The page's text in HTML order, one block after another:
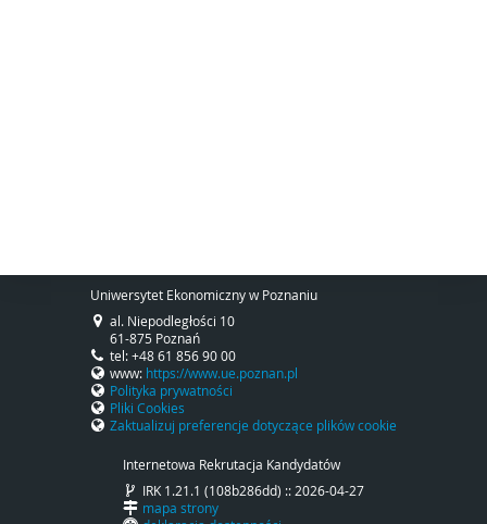
Uniwersytet Ekonomiczny w Poznaniu
al. Niepodległości 10
61-875 Poznań
tel: +48 61 856 90 00
www: https://www.ue.poznan.pl
Polityka prywatności
Pliki Cookies
Zaktualizuj preferencje dotyczące plików cookie
Internetowa Rekrutacja Kandydatów
IRK 1.21.1 (108b286dd) :: 2026-04-27
mapa strony